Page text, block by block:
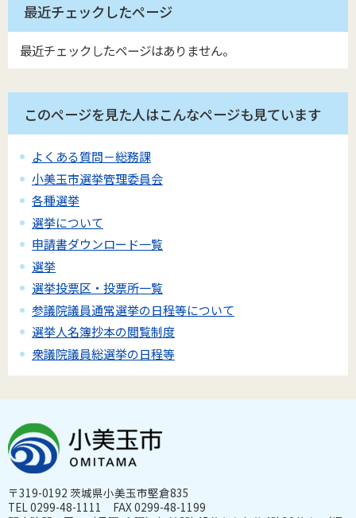
最近チェックしたページ
最近チェックしたページはありません。
このページを見た人はこんなページも見ています
よくある質問－総務課
小美玉市選挙管理委員会
各種選挙
選挙について
申請書ダウンロード一覧
選挙
選挙投票区・投票所一覧
参議院議員通常選挙の日程等について
選挙人名簿抄本の閲覧制度
衆議院議員総選挙の日程等
〒319-0192 茨城県小美玉市堅倉835
TEL 0299-48-1111 FAX 0299-48-1199